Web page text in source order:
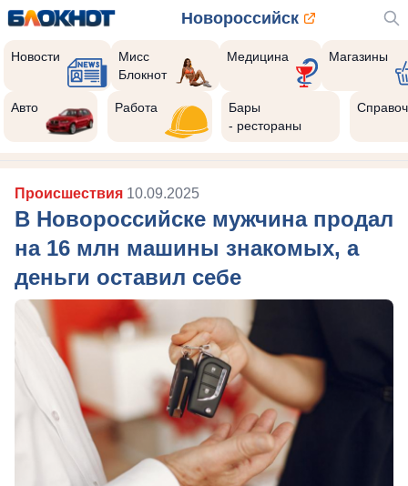
Новороссийск
Новости
Мисс
Блокнот
Медицина Магазины
Авто Работа
Бары
- рестораны
Происшествия 10.09.2025
В Новороссийске мужчина продал
на 16 млн машины знакомых, а
деньги оставил себе